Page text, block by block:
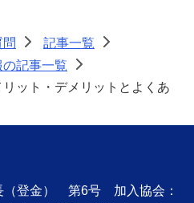
> 記事一覧
>
記事一覧
>
ット・デメリットとよくあ
（登金） 第6号 加入協会：